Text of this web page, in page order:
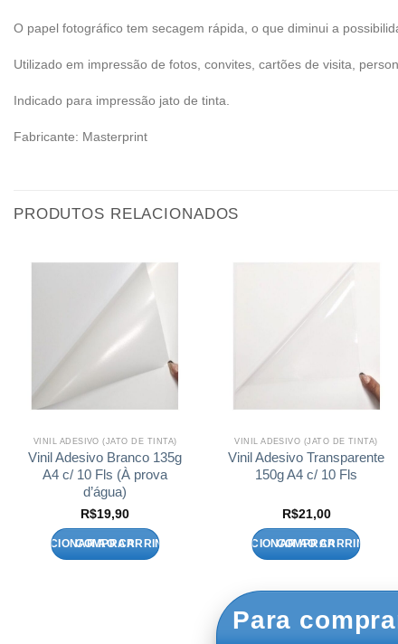
O papel fotográfico tem secagem rápida, o que diminui a
Utilizado em impressão de fotos, convites, cartões de visita,
Indicado para impressão jato de tinta.
Fabricante: Masterprint
PRODUTOS RELACIONADOS
VINIL ADESIVO (JATO DE TINTA)
Vinil Adesivo Branco 135g
A4 c/ 10 Fls (À prova
d’água)
R$19,90
ADICIONAR AO CARRINHO
VINIL ADESIVO (JATO DE TINTA)
Vinil Adesivo Transparente
150g A4 c/ 10 Fls
R$21,00
ADICIONAR AO CARRINHO
Para